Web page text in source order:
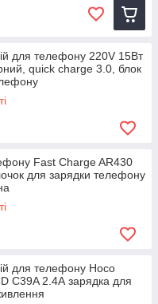
для телефону 220V 15Вт
quick charge 3.0, блок
Fast Charge AR430
для зарядки телефону
для телефону Hoco
C39A 2.4А зарядка для